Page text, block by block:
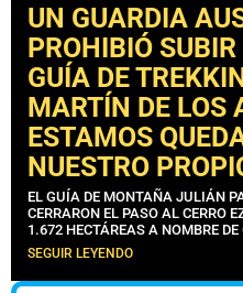
UN GUARDIA
PROHIBIÓ
GUÍA DE
MARTÍN DE LOS
ESTAMOS
NUESTRO
EL GUÍA DE MONTAÑA JULIÁN
CERRARON EL PASO AL CERRO
1.672 HECTÁREAS A NOMBRE
SEGUIR LEYENDO